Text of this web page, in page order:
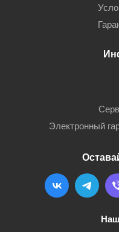
Электронный